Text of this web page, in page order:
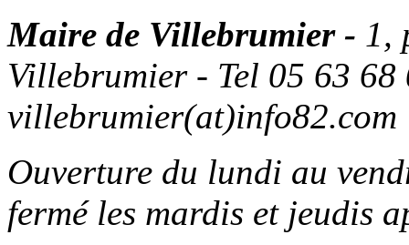
Maire de Villebrumier - 1,
Villebrumier - Tel 05 63
villebrumier(at)info82.com
Ouverture du lundi au
fermé les mardis et jeudis